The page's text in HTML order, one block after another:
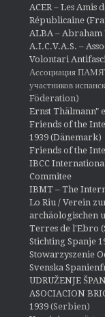
ACER – Les Amis
Républicaine
ALBA –
A.I.C.V.A.S. –
Volontari
Ассоциация
участников
Föderation)
Ernst Thälmann"
Friends of the
1939 (Dänemark)
Friends of the
IBCC
Commitee
IBMT – The
Lo Riu / Verein
archäologischen
Terres de l'Ebro
Stichting Spanje
Stowarzyszenie
Svenska
UDRUŽENJE
ASOCIACION
1939(Serbien)